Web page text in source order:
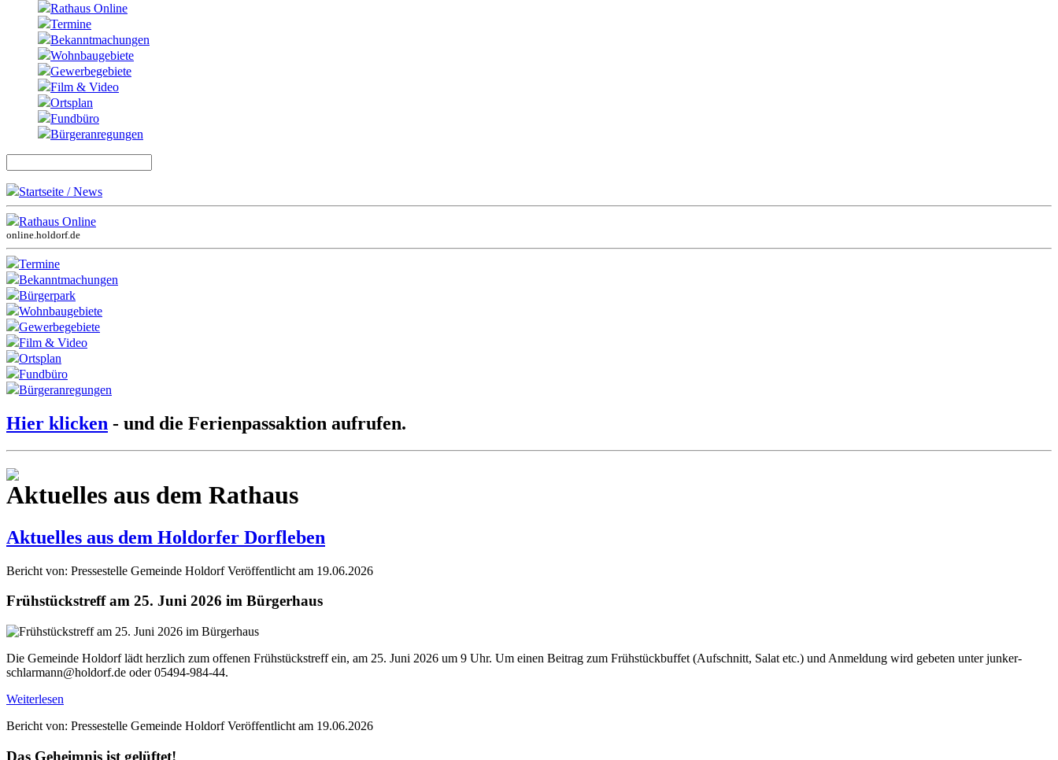
Rathaus Online
Termine
Bekanntmachungen
Wohnbaugebiete
Gewerbegebiete
Film & Video
Ortsplan
Fundbüro
Bürgeranregungen
Startseite / News
Rathaus Online
online.holdorf.de
Termine
Bekanntmachungen
Bürgerpark
Wohnbaugebiete
Gewerbegebiete
Film & Video
Ortsplan
Fundbüro
Bürgeranregungen
Hier klicken - und die Ferienpassaktion aufrufen.
Aktuelles aus dem Rathaus
Aktuelles aus dem Holdorfer Dorfleben
Bericht von: Pressestelle Gemeinde Holdorf Veröffentlicht am 19.06.2026
Frühstückstreff am 25. Juni 2026 im Bürgerhaus
Die Gemeinde Holdorf lädt herzlich zum offenen Frühstückstreff ein, am 25. Juni 2026 um 9 Uhr. Um einen Beitrag zum Frühstückbuffet (Aufschnitt, Salat etc.) und Anmeldung wird gebeten unter junker-
schlarmann@holdorf.de oder 05494-984-44.
Weiterlesen
Bericht von: Pressestelle Gemeinde Holdorf Veröffentlicht am 19.06.2026
Das Geheimnis ist gelüftet!